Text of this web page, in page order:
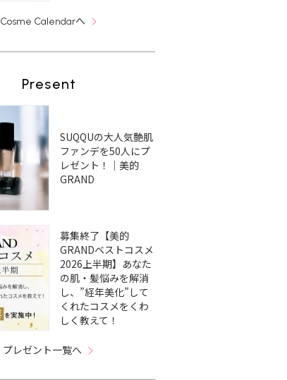
Cosme Calendarへ
Present
SUQQUの大人気艶肌
ファンデを50人にプ
レゼント！｜美的
GRAND
募集終了【美的
GRANDベストコスメ
2026上半期】あなた
の肌・髪悩みを解消
し、”経年美化”して
くれたコスメをくわ
しく教えて！
プレゼント一覧へ